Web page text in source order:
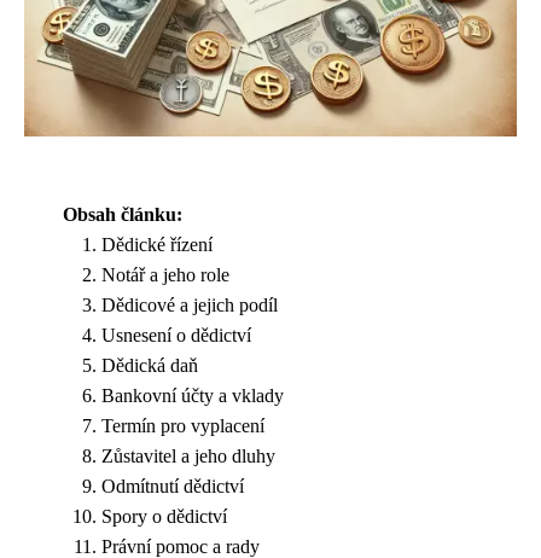
Obsah článku:
Dědické řízení
Notář a jeho role
Dědicové a jejich podíl
Usnesení o dědictví
Dědická daň
Bankovní účty a vklady
Termín pro vyplacení
Zůstavitel a jeho dluhy
Odmítnutí dědictví
Spory o dědictví
Právní pomoc a rady